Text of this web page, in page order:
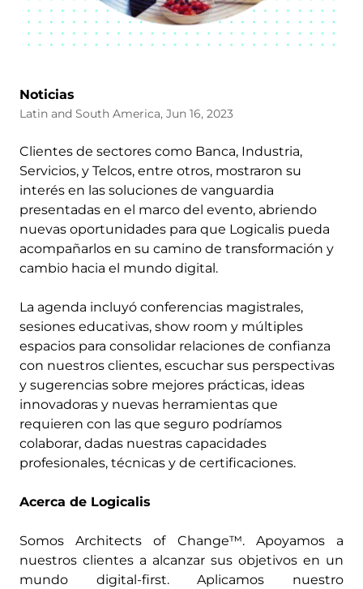
Noticias
Latin and South America, Jun 16, 2023
Clientes de sectores como Banca, Industria,
Servicios, y Telcos, entre otros, mostraron su
interés en las soluciones de vanguardia
presentadas en el marco del evento, abriendo
nuevas oportunidades para que Logicalis pueda
acompañarlos en su camino de transformación y
cambio hacia el mundo digital.
La agenda incluyó conferencias magistrales,
sesiones educativas, show room y múltiples
espacios para consolidar relaciones de confianza
con nuestros clientes, escuchar sus perspectivas
y sugerencias sobre mejores prácticas, ideas
innovadoras y nuevas herramientas que
requieren con las que seguro podríamos
colaborar, dadas nuestras capacidades
profesionales, técnicas y de certificaciones.
Acerca de Logicalis
Somos Architects of Change™. Apoyamos a
nuestros clientes a alcanzar sus objetivos en un
mundo digital-first. Aplicamos nuestro